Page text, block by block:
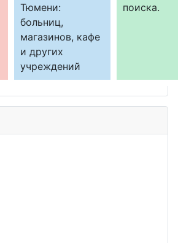
Тюмени:
больниц,
магазинов, кафе
и других
учреждений
поиска.